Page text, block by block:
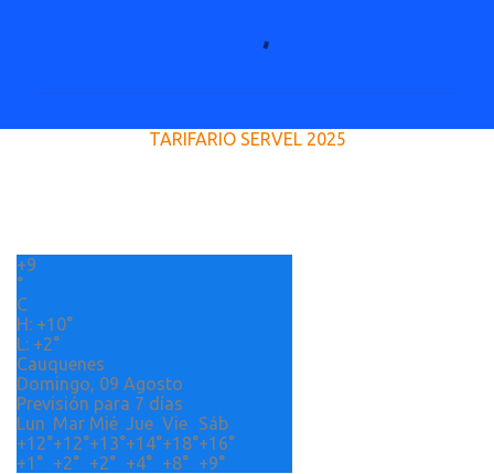
s
TARIFARIO SERVEL 2025
+9
°
C
H: +10°
L: +2°
Cauquenes
Domingo, 09 Agosto
Previsión para 7 días
Lun Mar Mié Jue Vie
Sáb
+12°+12°+13°+14°+18°+16°
+1° +2° +2° +4° +8° +9°